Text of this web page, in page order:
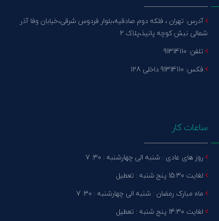
آدرس: تهران ، فلکه دوم صادقیه،بلوار فردوس شرقی،خیابان وفا آذر
شمالی نبش کوچه پانیذ،پلاک 2
تلفن: 91314110
فکس: 91314110 داخلی 128
ساعات کار
روز های عادی : شنبه الی چهارشنبه : 30: 7
لغایت 15:30 پنج شنبه : تعطیل
ماه مبارک رمضان : شنبه الی چهارشنبه : 30: 7
لغایت 14:30 پنج شنبه : تعطیل